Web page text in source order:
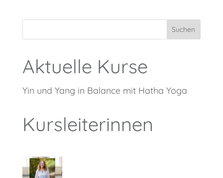
Suchen
Aktuelle Kurse
Yin und Yang in Balance mit Hatha Yoga
Kursleiterinnen